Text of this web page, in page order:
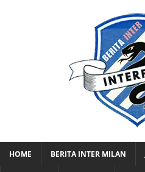
HOME BERITA INTER MILAN